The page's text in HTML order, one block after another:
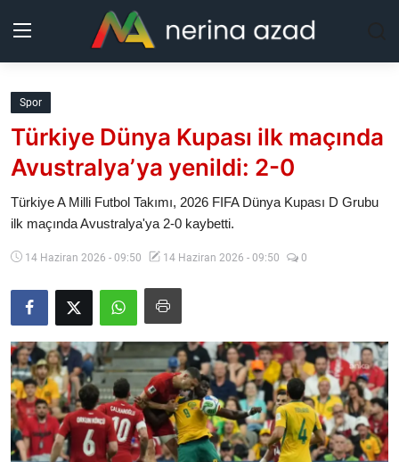
Kurdistan
Bölgeler
Güncel
Makaleler
Galeri
Video
Yazarlar
Spor
Türkiye Dünya Kupası ilk maçında
Avustralya’ya yenildi: 2-0
Türkiye A Milli Futbol Takımı, 2026 FIFA Dünya Kupası D Grubu
ilk maçında Avustralya'ya 2-0 kaybetti.
14 Haziran 2026 - 09:50 14 Haziran 2026 - 09:50 0